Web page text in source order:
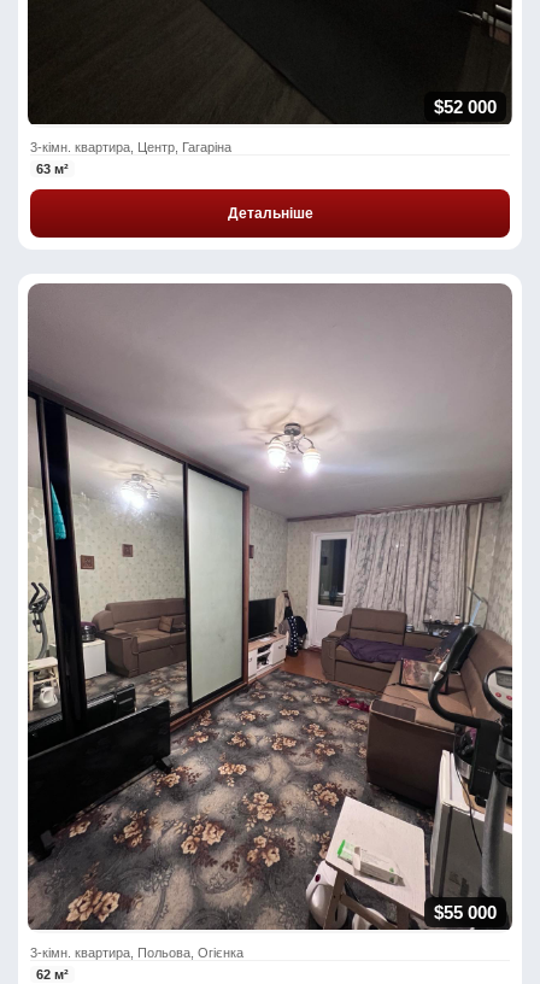
$52 000
3-кімн. квартира, Центр, Гагаріна
63 м²
Детальніше
$55 000
3-кімн. квартира, Польова, Огієнка
62 м²